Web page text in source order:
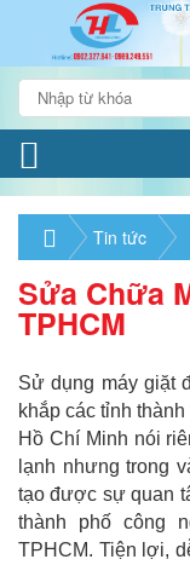
Tin tức
Sửa Chữa
TPHCM
Sử dụng máy giặt
khắp các tỉnh
Hồ Chí Minh nói
lạnh nhưng trong
tạo được sự quan
thành phố công
TPHCM. Tiện lợi,